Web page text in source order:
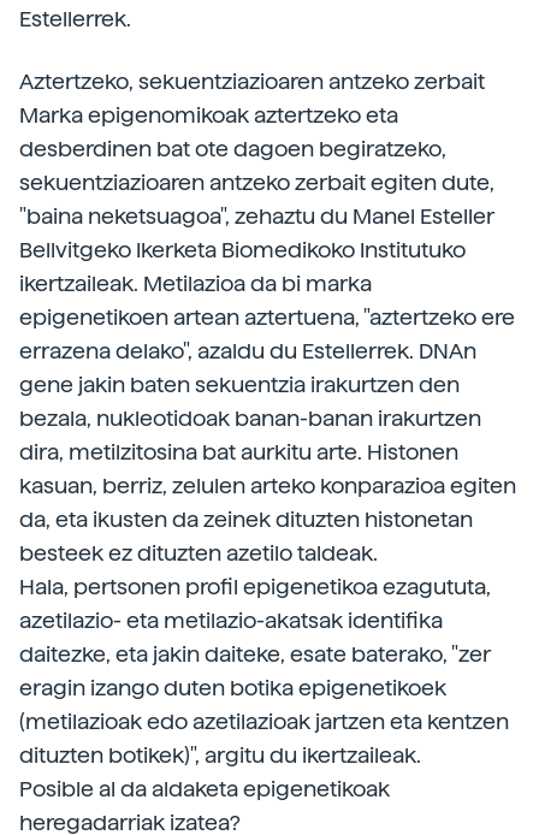
Estellerrek.
Aztertzeko, sekuentziazioaren antzeko zerbait
Marka epigenomikoak aztertzeko eta
desberdinen bat ote dagoen begiratzeko,
sekuentziazioaren antzeko zerbait egiten dute,
"baina neketsuagoa", zehaztu du Manel Esteller
Bellvitgeko Ikerketa Biomedikoko Institutuko
ikertzaileak. Metilazioa da bi marka
epigenetikoen artean aztertuena, "aztertzeko ere
errazena delako", azaldu du Estellerrek. DNAn
gene jakin baten sekuentzia irakurtzen den
bezala, nukleotidoak banan-banan irakurtzen
dira, metilzitosina bat aurkitu arte. Histonen
kasuan, berriz, zelulen arteko konparazioa egiten
da, eta ikusten da zeinek dituzten histonetan
besteek ez dituzten azetilo taldeak.
Hala, pertsonen profil epigenetikoa ezagututa,
azetilazio- eta metilazio-akatsak identifika
daitezke, eta jakin daiteke, esate baterako, "zer
eragin izango duten botika epigenetikoek
(metilazioak edo azetilazioak jartzen eta kentzen
dituzten botikek)", argitu du ikertzaileak.
Posible al da aldaketa epigenetikoak
heregadarriak izatea?